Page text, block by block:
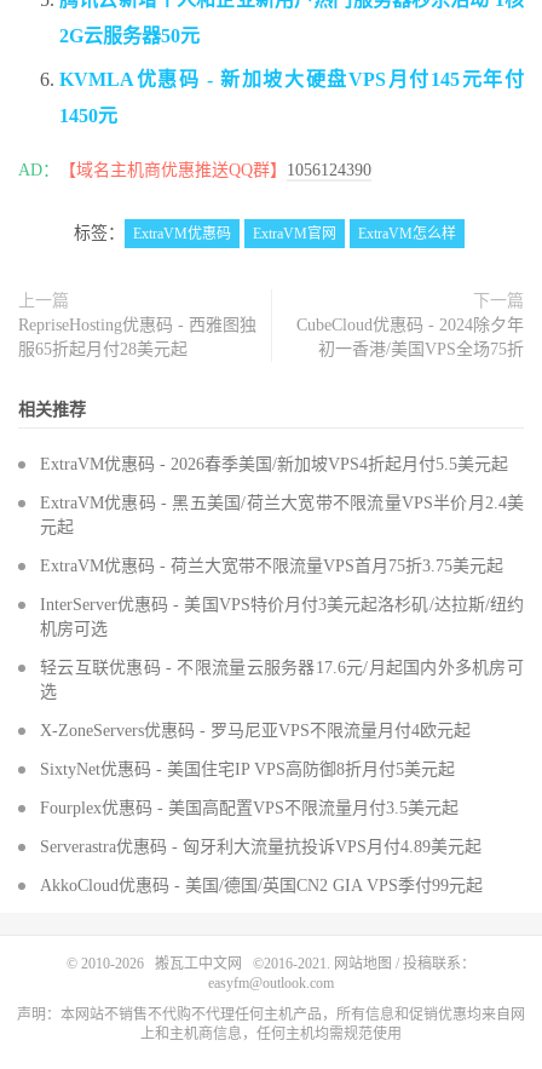
2G云服务器50元
KVMLA优惠码 - 新加坡大硬盘VPS月付145元年付
1450元
AD： 【域名主机商优惠推送QQ群】 1056124390
标签： ExtraVM优惠码 ExtraVM官网 ExtraVM怎么样
上一篇
RepriseHosting优惠码 - 西雅图独
服65折起月付28美元起
下一篇
CubeCloud优惠码 - 2024除夕年
初一香港/美国VPS全场75折
相关推荐
ExtraVM优惠码 - 2026春季美国/新加坡VPS4折起月付5.5美元起
ExtraVM优惠码 - 黑五美国/荷兰大宽带不限流量VPS半价月2.4美
元起
ExtraVM优惠码 - 荷兰大宽带不限流量VPS首月75折3.75美元起
InterServer优惠码 - 美国VPS特价月付3美元起洛杉矶/达拉斯/纽约
机房可选
轻云互联优惠码 - 不限流量云服务器17.6元/月起国内外多机房可
选
X-ZoneServers优惠码 - 罗马尼亚VPS不限流量月付4欧元起
SixtyNet优惠码 - 美国住宅IP VPS高防御8折月付5美元起
Fourplex优惠码 - 美国高配置VPS不限流量月付3.5美元起
Serverastra优惠码 - 匈牙利大流量抗投诉VPS月付4.89美元起
AkkoCloud优惠码 - 美国/德国/英国CN2 GIA VPS季付99元起
© 2010-2026 搬瓦工中文网 ©2016-2021. 网站地图 / 投稿联系：
easyfm@outlook.com
声明：本网站不销售不代购不代理任何主机产品，所有信息和促销优惠均来自网
上和主机商信息，任何主机均需规范使用